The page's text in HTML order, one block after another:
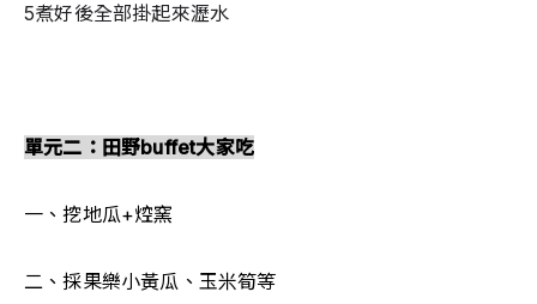
5煮好後全部掛起來瀝水
單元二：田野buffet大家吃
一、挖地瓜+焢窯
二、採果樂小黃瓜、玉米筍等